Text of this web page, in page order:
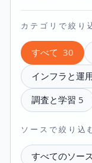
カテゴリで絞り
すべて 30
インフラと運
調査と学習 5
ソースで絞り込
すべてのソース